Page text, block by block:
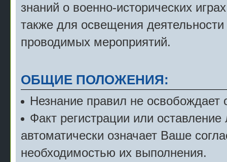
знаний о военно-исторических
также для освещения
проводимых мероприятий.
ОБЩИЕ ПОЛОЖЕНИЯ:
Незнание правил не освобождает
Факт регистрации или
автоматически означает Ваше
необходимостью их выполнения.